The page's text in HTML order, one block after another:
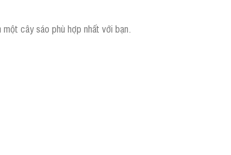
cây sáo phù hợp nhất với bạn.